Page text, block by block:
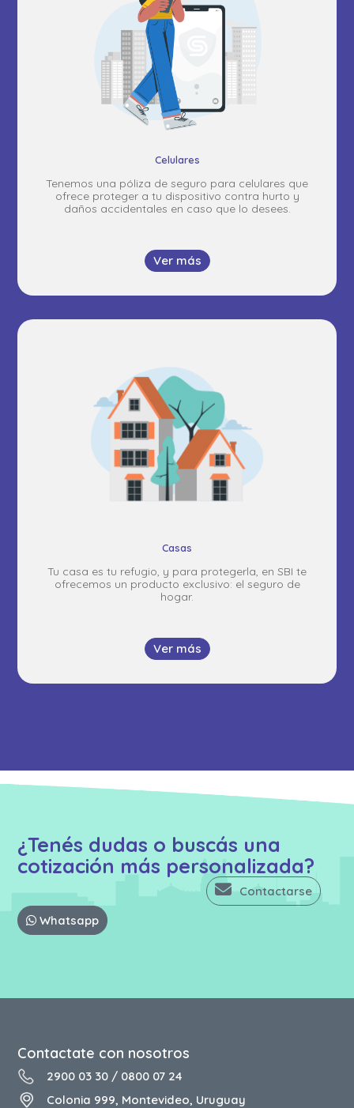
Celulares
Tenemos una póliza de seguro para celulares que
ofrece proteger a tu dispositivo contra hurto y
daños accidentales en caso que lo desees.
Ver más
Casas
Tu casa es tu refugio, y para protegerla, en SBI te
ofrecemos un producto exclusivo: el seguro de
hogar.
Ver más
¿Tenés dudas o buscás una
cotización más personalizada?
Contactarse
Whatsapp
Contactate con nosotros
2900 03 30 / 0800 07 24
Colonia 999, Montevideo, Uruguay